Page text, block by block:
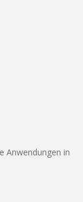
Anwendungen in